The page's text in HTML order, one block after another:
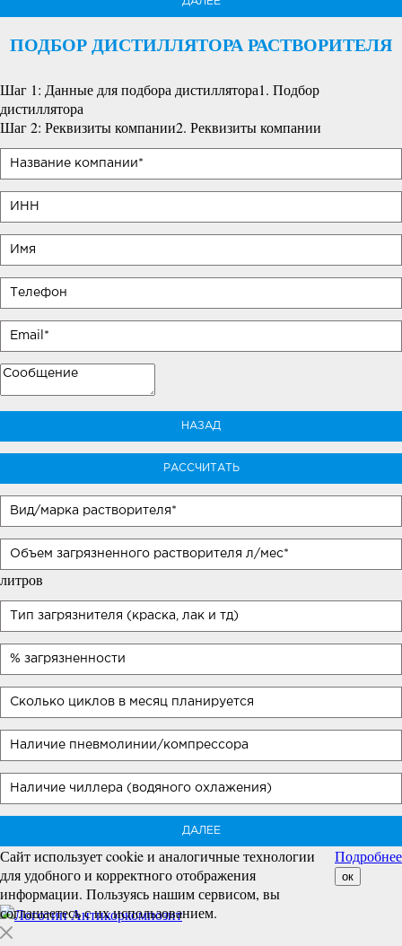
ПОДБОР ДИСТИЛЛЯТОРА РАСТВОРИТЕЛЯ
Шаг 1: Данные для подбора дистиллятора1. Подбор
дистиллятора
Шаг 2: Реквизиты компании2. Реквизиты компании
НАЗАД
РАССЧИТАТЬ
литров
ДАЛЕЕ
Сайт использует cookie и аналогичные технологии
для удобного и корректного отображения
информации. Пользуясь нашим сервисом, вы
соглашаетесь с их использованием.
Подробнее
ок